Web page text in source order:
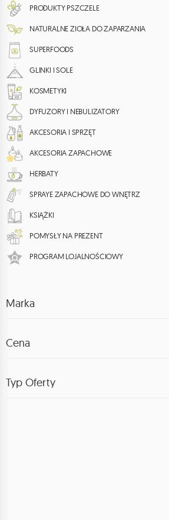
PRODUKTY PSZCZELE
NATURALNE ZIOŁA DO ZAPARZANIA
SUPERFOODS
GLINKI I SOLE
KOSMETYKI
DYFUZORY I NEBULIZATORY
AKCESORIA I SPRZĘT
AKCESORIA ZAPACHOWE
HERBATY
SPRAYE ZAPACHOWE DO WNĘTRZ
KSIĄŻKI
POMYSŁY NA PREZENT
PROGRAM LOJALNOŚCIOWY
Marka
Cena
Typ Oferty